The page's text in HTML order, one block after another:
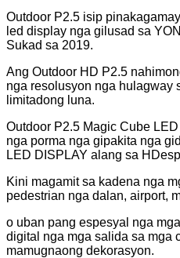
Outdoor P2.5 isip
led display nga gilusad sa
Sukad sa 2019.
Ang Outdoor HD P2.5
nga resolusyon nga hulagway
limitadong luna.
Outdoor P2.5 Magic Cube
nga porma nga gipakita nga
LED DISPLAY alang sa HD
Kini magamit sa kadena nga
pedestrian nga dalan, airport,
o uban pang espesyal nga
digital nga mga salida sa mga
mamugnaong dekorasyon.